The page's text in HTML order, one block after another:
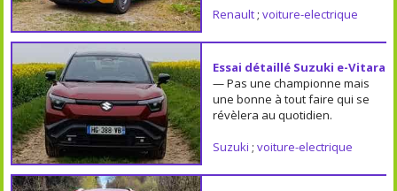
Renault; voiture-electrique
Essai détaillé Suzuki e-Vitara
— Pas une championne mais
une bonne à tout faire qui se
révèlera au quotidien.
Suzuki ; voiture-electrique